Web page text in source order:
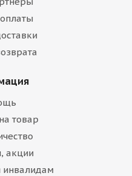
товар
акции
инвалидам